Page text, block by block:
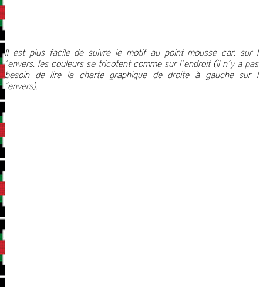
Il est plus facile de suivre le motif au point mousse car, sur l
´envers, les couleurs se tricotent comme sur l´endroit (il n´y a pas
besoin de lire la charte graphique de droite à gauche sur l
´envers).